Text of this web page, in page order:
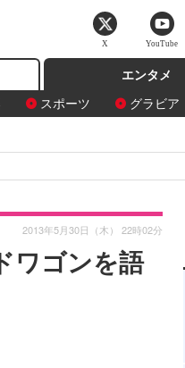
エンタメ
スポーツ グラビア
ワゴンを語
2013年5月30日（木） 22時02分
X YouTube